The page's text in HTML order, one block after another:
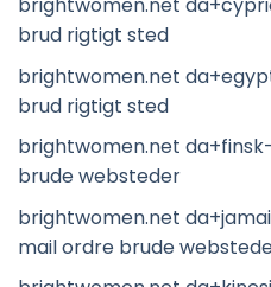
brightwomen.net
brud rigtigt sted
brightwomen.net
brud rigtigt sted
brightwomen.net
brude websteder
brightwomen.net
mail ordre brude